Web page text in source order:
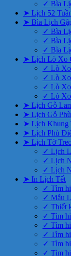
✓ Bìa
➤ Lịch 52
➤ Bìa Lịch
✓ Bìa
✓ Bìa
✓ Bìa
➤ Lịch Lò Xo
✓ Lò
✓ Lò
✓ Lò Xo
✓ Lò
➤ Lịch Gỗ
➤ Lịch Gỗ
➤ Lịch Khung
➤ Lịch Phù
➤ Lịch Tờ
✓ Lịch
✓ Lịch
✓ Lịch
➤ In Lịch Tết
✓ Tìm
✓ Mẫu
✓ Thiết
✓ Tìm
✓ Tìm
✓ Tìm
✓ Tìm
✓ Tìm